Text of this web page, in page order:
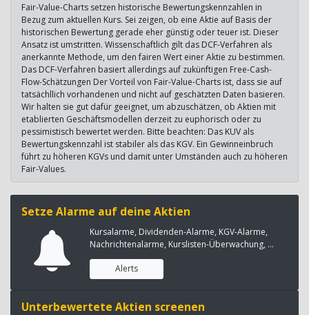
Fair-Value-Charts setzen historische Bewertungskennzahlen in
Bezug zum aktuellen Kurs. Sei zeigen, ob eine Aktie auf Basis der
historischen Bewertung gerade eher günstig oder teuer ist. Dieser
Ansatz ist umstritten. Wissenschaftlich gilt das DCF-Verfahren als
anerkannte Methode, um den fairen Wert einer Aktie zu bestimmen.
Das DCF-Verfahren basiert allerdings auf zukünftigen Free-Cash-
Flow-Schätzungen Der Vorteil von Fair-Value-Charts ist, dass sie auf
tatsächllich vorhandenen und nicht auf geschätzten Daten basieren.
Wir halten sie gut dafür geeignet, um abzuschätzen, ob Aktien mit
etablierten Geschäftsmodellen derzeit zu euphorisch oder zu
pessimistisch bewertet werden. Bitte beachten: Das KUV als
Bewertungskennzahl ist stabiler als das KGV. Ein Gewinneinbruch
führt zu höheren KGVs und damit unter Umständen auch zu höheren
Fair-Values.
Setze Alarme auf deine Aktien
Kursalarme, Dividenden-Alarme, KGV-Alarme,
Nachrichtenalarme, Kurslisten-Überwachung, ...
Alerts
Unterbewertete Aktien screenen